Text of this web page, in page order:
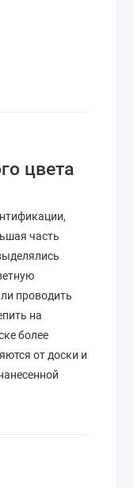
цвета
часть
проводить
на
более
от доски и